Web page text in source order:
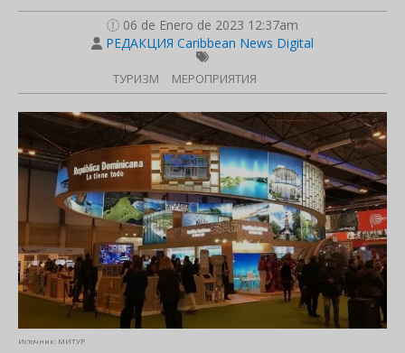
06 de Enero de 2023 12:37am
РЕДАКЦИЯ Caribbean News Digital
ТУРИЗМ МЕРОПРИЯТИЯ
Источник: МИТУР